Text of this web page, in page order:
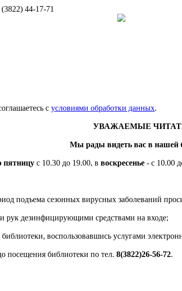
44-17-71
c условиями обработки данных.
УВАЖАЕМЫЕ
Мы рады видеть вас в нашей
пятницу с 10.30 до 19.00, в воскресенье - с 10.00
подъема сезонных вирусных заболеваний
рук дезинфицирующими средствами на входе;
воспользовавшись услугами
посещения библиотеки по тел. 8(3822)26-56-72.